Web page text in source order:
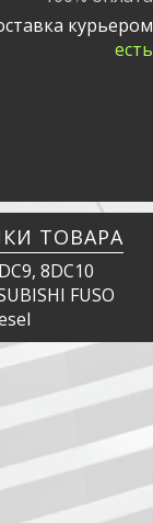
курьером
есть
ТОВАРА
8DC10
FUSO